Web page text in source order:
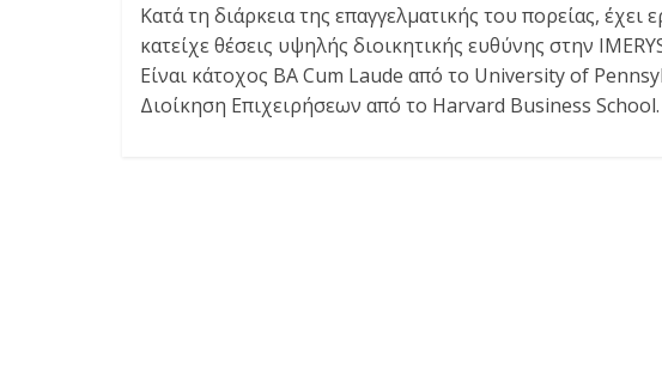
Κατά τη διάρκεια της επαγγελματικής του πορείας,
κατείχε θέσεις υψηλής διοικητικής ευθύνης στην
Είναι κάτοχος ΒΑ Cum Laude από το University of
Διοίκηση Επιχειρήσεων από το Harvard Business School.